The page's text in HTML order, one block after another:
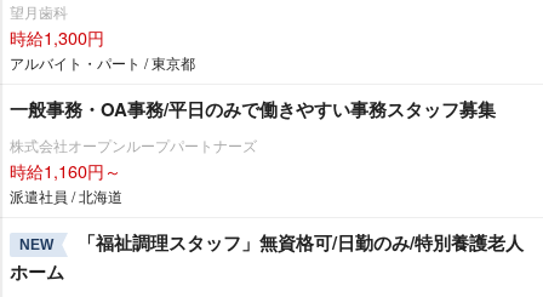
望月歯科
時給1,300円
アルバイト・パート / 東京都
一般事務・OA事務/平日のみで働きやすい事務スタッフ募集
株式会社オープンループパートナーズ
時給1,160円～
派遣社員 / 北海道
NEW
「福祉調理スタッフ」無資格可/日勤のみ/特別養護老人
ホーム